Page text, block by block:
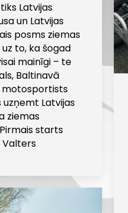
Latvijas
un Latvijas
posms ziemas
to, ka šogad
mainīgi – te
Baltinavā
motosportists
Latvijas
ziemas
starts
Valters